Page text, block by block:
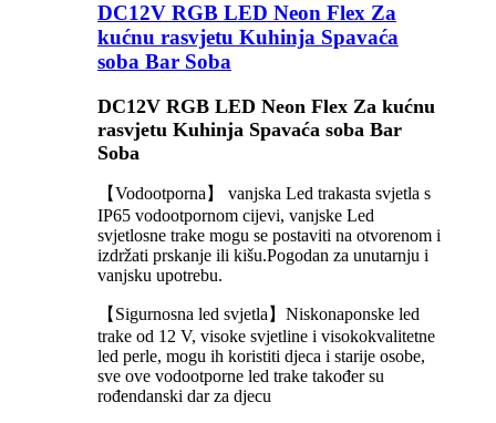
DC12V RGB LED Neon Flex Za
kućnu rasvjetu Kuhinja Spavaća
soba Bar Soba
DC12V RGB LED Neon Flex Za kućnu
rasvjetu Kuhinja Spavaća soba Bar
Soba
【Vodootporna】 vanjska Led trakasta svjetla s
IP65 vodootpornom cijevi, vanjske Led
svjetlosne trake mogu se postaviti na otvorenom i
izdržati prskanje ili kišu.Pogodan za unutarnju i
vanjsku upotrebu.
【Sigurnosna led svjetla】Niskonaponske led
trake od 12 V, visoke svjetline i visokokvalitetne
led perle, mogu ih koristiti djeca i starije osobe,
sve ove vodootporne led trake također su
rođendanski dar za djecu